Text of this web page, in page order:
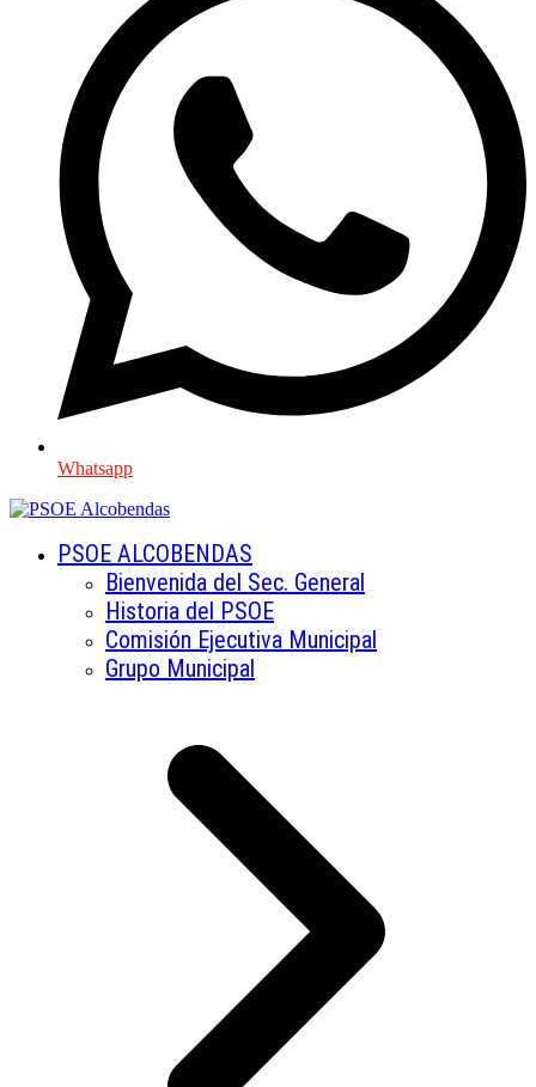
Whatsapp
PSOE ALCOBENDAS
Bienvenida del Sec. General
Historia del PSOE
Comisión Ejecutiva Municipal
Grupo Municipal